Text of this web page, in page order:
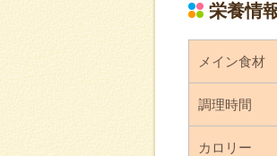
栄養情
メイン食材
調理時間
カロリー